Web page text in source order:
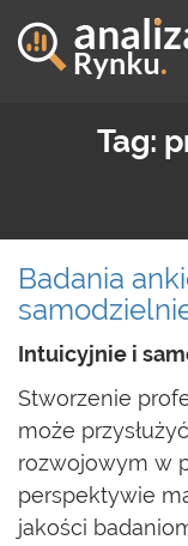
Tag:
Badania
Intuicyjnie i
Stworzenie
może
rozwojowym w
perspektywie
jakości